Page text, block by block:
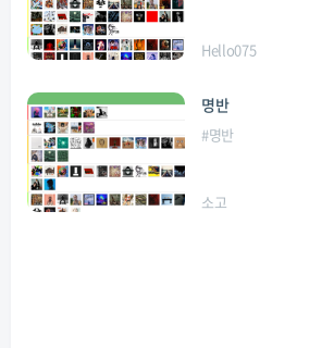
Hello075
명반
#명반
소고